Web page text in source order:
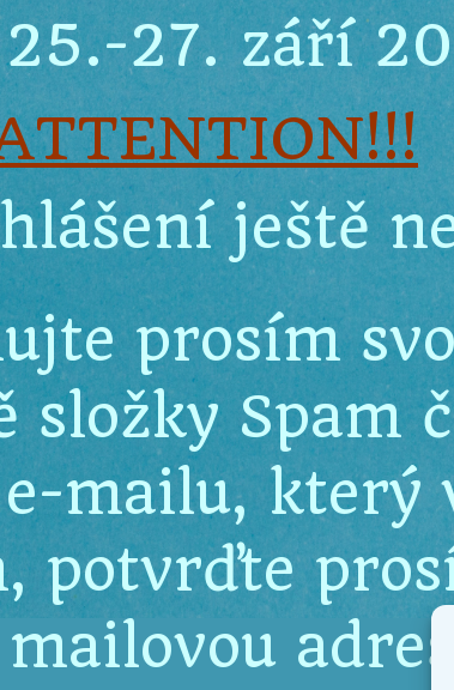
25.-27. září
ještě
prosím
složky Spam
mailu, který
potvrďte
mailovou